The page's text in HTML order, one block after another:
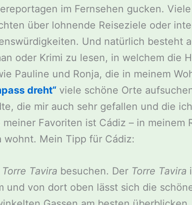
im Fernsehen gucken.
über lohnende Reiseziele oder
Und natürlich besteht
oder Krimi zu lesen, in welchem die
Pauline und Ronja, die in meinem
dreht“ viele schöne Orte
die mir auch sehr gefallen und die
meiner Favoriten ist Cádiz – in meinem
wohnt. Mein Tipp für Cádiz:
Torre Tavira besuchen. Der Torre Tavira
und von dort oben lässt sich die